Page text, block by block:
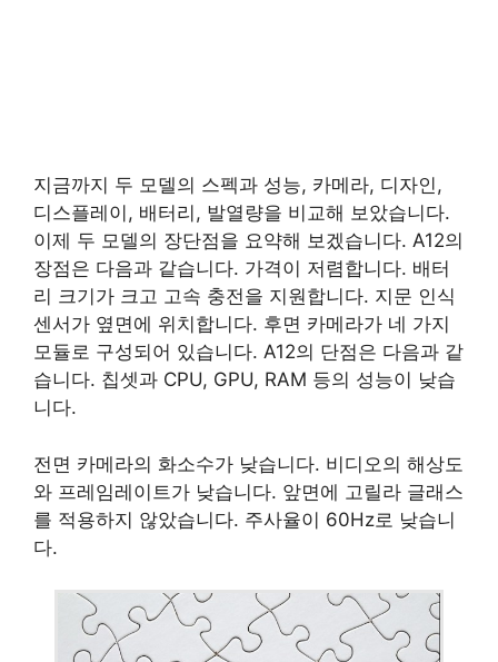
지금까지 두 모델의 스펙과 성능, 카메라, 디자인,
디스플레이, 배터리, 발열량을 비교해 보았습니다.
이제 두 모델의 장단점을 요약해 보겠습니다. A12의
장점은 다음과 같습니다. 가격이 저렴합니다. 배터
리 크기가 크고 고속 충전을 지원합니다. 지문 인식
센서가 옆면에 위치합니다. 후면 카메라가 네 가지
모듈로 구성되어 있습니다. A12의 단점은 다음과 같
습니다. 칩셋과 CPU, GPU, RAM 등의 성능이 낮습
니다.
전면 카메라의 화소수가 낮습니다. 비디오의 해상도
와 프레임레이트가 낮습니다. 앞면에 고릴라 글래스
를 적용하지 않았습니다. 주사율이 60Hz로 낮습니
다.